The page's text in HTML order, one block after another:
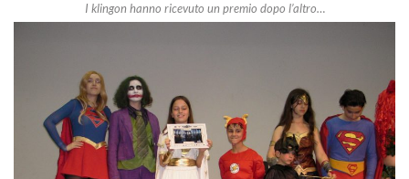
I klingon hanno ricevuto un premio dopo l’altro…